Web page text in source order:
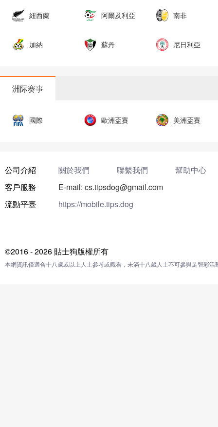
紐西蘭 阿爾及利亞 南非
加納 蘇丹 尼日利亞
洲际赛事
國際 歐洲盃賽 美洲盃賽
公司介紹 關於我們 聯繫我們
幫助中心
客戶服務
E-mail: cs.tipsdog@gmail.com
流動平臺
https://mobile.tips.dog
©2016 - 2026 貼士狗版權所有
本網資訊僅適合十八歲或以上人士參考或觀看，未滿十八歲人士不可參與足智彩